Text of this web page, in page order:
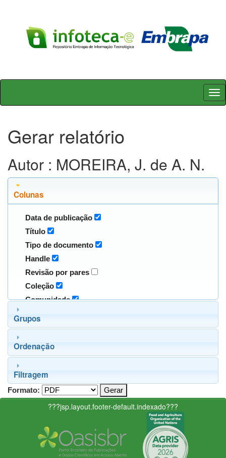
Skip
Gerar relatório
Autor : MOREIRA, J. de A. N.
Colunas
Data de publicação
Título
Tipo de documento
Handle
Revisão por pares
Coleção
Comunidade
Grupos
Ordenação
Filtragem
Formato:
???jsp.layout.footer-default.indexado???